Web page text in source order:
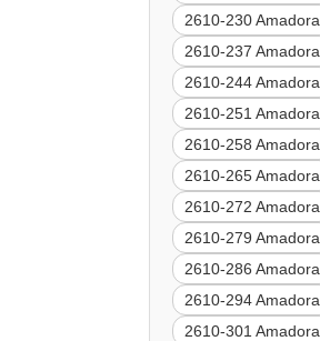
2610-230 Amadora
2610-237 Amadora
2610-244 Amadora
2610-251 Amadora
2610-258 Amadora
2610-265 Amadora
2610-272 Amadora
2610-279 Amadora
2610-286 Amadora
2610-294 Amadora
2610-301 Amadora